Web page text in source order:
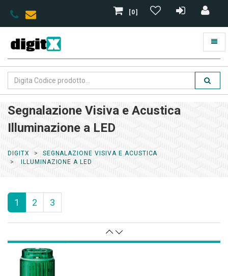
[0]
Segnalazione Visiva e Acustica
Illuminazione a LED
DIGITX
SEGNALAZIONE VISIVA E ACUSTICA
ILLUMINAZIONE A LED
1 2 3